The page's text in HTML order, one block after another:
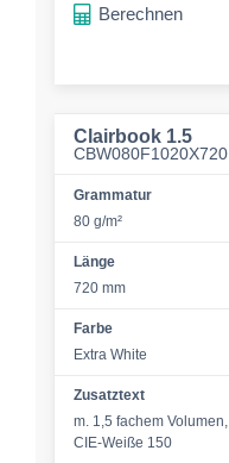
Berechnen
Clairbook 1.5
CBW080F1020X720
Grammatur
80 g/m²
Länge
720 mm
Farbe
Extra White
Zusatztext
m. 1,5 fachem Volumen,
CIE-Weiße 150